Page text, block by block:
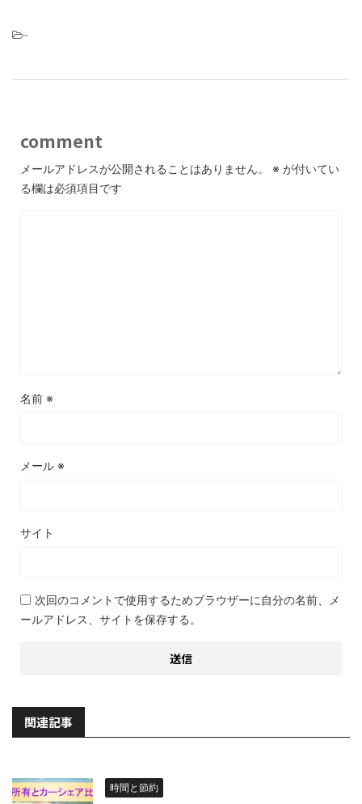
-
comment
メールアドレスが公開されることはありません。 ※ が付いてい
る欄は必須項目です
名前 ※
メール ※
サイト
次回のコメントで使用するためブラウザーに自分の名前、メ
ールアドレス、サイトを保存する。
関連記事
時間と節約